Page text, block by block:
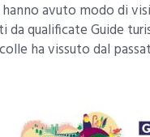
avuto modo di
da qualificate Guide
ha vissuto dal